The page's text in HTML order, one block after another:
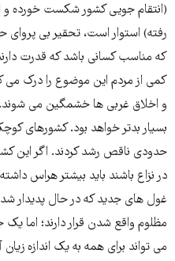
(انتقام جویی کشور شکست خورده و
رفته) استوار است، تحقیر بی
که مناسب کسانی باشد که قدرت
کمی از مردم این موضوع را درک می
و اخلاق غربی ها خشمگین می شوند.
بسیار بدتر خواهد بود. کشورهای
حدودی ناقص رشد کردند. اگر این
در نزاع باشند باید بیشتر هراس
غول های جدید که در حال پدیدار
مظلوم واقع شدن قرار دارند؛ اما
می تواند برای همه به یک اندازه